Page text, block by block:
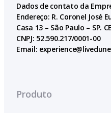
Dados de contato da
Endereço: R. Coronel José
Casa 13 – São Paulo – SP.
CNPJ: 52.590.217/0001-00
Email:
Produto